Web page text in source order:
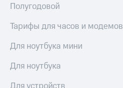
Реквизиты
Контакты
развитие
деловая этика
На главную
Полугодовой
Тарифы для часов и модемов
Для ноутбука мини
Для ноутбука